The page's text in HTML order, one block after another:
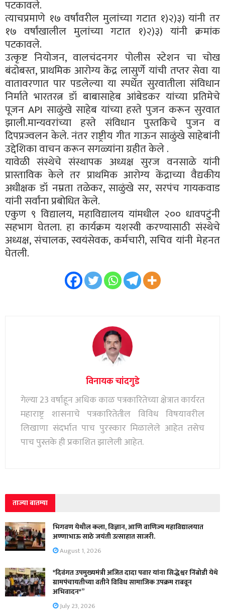
पटकावले.
त्याचप्रमाणे १७ वर्षांवरील मुलांच्या गटात १)२)३) यांनी तर
१७ वर्षांखालील मुलांच्या गटात १)२)३) यांनी क्रमांक
पटकावले.
उत्कृष्ट नियोजन, वालचंदनगर पोलीस स्टेशन चा चोख
बंदोबस्त, प्राथमिक आरोग्य केंद्र लासुर्णे यांची तप्तर सेवा या
वातावरणात पार पडलेल्या या स्पर्धेत सुरवातीला संविधान
निर्माते भारतरत्न डॉ बाबासाहेब आंबेडकर यांच्या प्रतिमेचे
पूजन API साळुंखे साहेब यांच्या हस्ते पुजन करून सुरवात
झाली.मान्यवरांच्या हस्ते संविधान पुस्तकिचे पुजन व
दिपप्रज्वलन केले. नंतर राष्ट्रीय गीत गाऊन साळुंखे साहेबांनी
उद्देशिका वाचन करून सगळ्यांना ग्रहीत केले .
यावेळी संस्थेचे संस्थापक अध्यक्ष सुरज वनसाळे यांनी
प्रास्ताविक केले तर प्राथमिक आरोग्य केंद्राच्या वैद्यकीय
अधीक्षक डॉ नम्रता तळेकर, साळुंखे सर, सरपंच गायकवाड
यांनी सर्वांना प्रबोधित केले.
एकुण ९ विद्यालय, महाविद्यालय यांमधील २०० धावपटुंनी
सहभाग घेतला. हा कार्यक्रम यशस्वी करण्यासाठी संस्थेचे
अध्यक्ष, संचालक, स्वयंसेवक, कर्मचारी, सचिव यांनी मेहनत
घेतली.
विनायक चांदगुडे
गेल्या 23 वर्षाहून अधिक काळ पत्रकारितेच्या क्षेत्रात कार्यरत
महाराष्ट्र शासनाचे पत्रकारितेतील विविध विषयावरील
लिखाणा संदर्भात पाच पुरस्कार मिळालेले आहेत तसेच
पाच पुस्तके ही प्रकाशित झालेली आहेत.
ताज्या बातम्या
भिगवण येथील कला, विज्ञान, आणि वाणिज्य महाविद्यालयात
अण्णाभाऊ साठे जयंती उत्साहात साजरी.
August 1, 2026
*दिवंगत उपमुख्यमंत्री अजित दादा पवार यांना सिद्धेश्वर निंबोडी येथे
ग्रामपंचायतीच्या वतीने विविध सामाजिक उपक्रम राबवून
अभिवादन*”
July 23, 2026